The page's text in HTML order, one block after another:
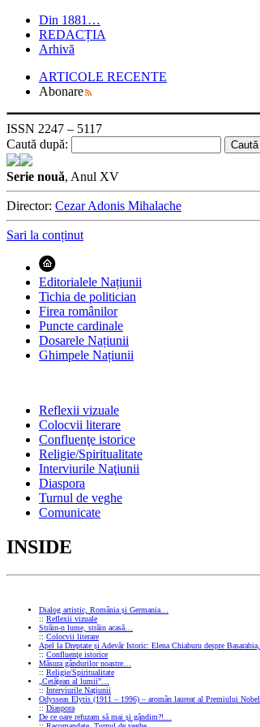
Din 1881…
REDACȚIA
Arhivă
ARTICOLE RECENTE
Abonare
ISSN 2247 – 5117
Caută după:
Serie nouă, Anul XV
Director: Cezar Adonis Mihalache
Sari la conținut
Editorialele Națiunii
Tichia de politician
Firea românilor
Puncte cardinale
Dosarele Națiunii
Ghimpele Națiunii
Reflexii vizuale
Colocvii literare
Confluenţe istorice
Religie/Spiritualitate
Interviurile Naţiunii
Diaspora
Turnul de veghe
Comunicate
INSIDE
Dialog artistic, România și Germania…
:: Reflexii vizuale
Străin-n lume, străin acasă…
:: Colocvii literare
Apel la Dreptate și Adevăr Istoric: Elena Chiaburu despre
:: Confluenţe istorice
Măsura gândurilor noastre…
:: Religie/Spiritualitate
„Cetățean al lumii”…
:: Interviurile Naţiunii
Odysseas Elytis (1911 – 1996) – aromân laureat al Premiului
:: Diaspora
De ce oare refuzam să mai și gândim?!…